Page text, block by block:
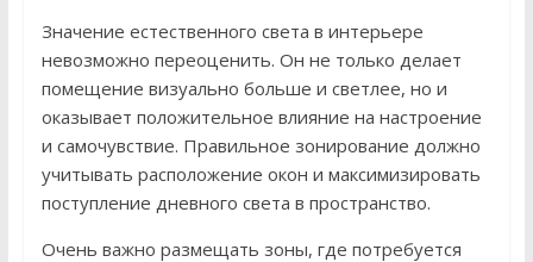
Значение естественного света в интерьере
невозможно переоценить. Он не только делает
помещение визуально больше и светлее, но и
оказывает положительное влияние на настроение
и самочувствие. Правильное зонирование должно
учитывать расположение окон и максимизировать
поступление дневного света в пространство.
Очень важно размещать зоны, где потребуется